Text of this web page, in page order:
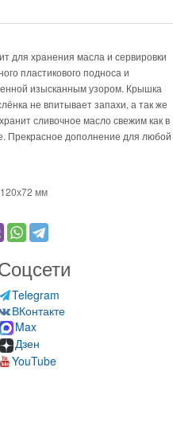
для хранения масла и сервировки
пластикового подноса и
изысканным узором. Крышка
не впитывает запахи, а так же
сливочное масло свежим как в
Прекрасное дополнение для любой
мм
Telegram
ВКонтакте
Max
Дзен
YouTube